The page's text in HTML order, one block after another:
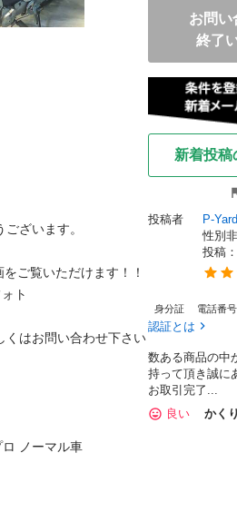
ざいます。
ご覧いただけます！！
ト
はお問い合わせ下さい
ノーマル車
お問い
終了
新着投稿
投稿者
P-Yard
性別
投稿：
身分証 電話番号
認証とは
数ある商品の中
持って頂き誠に
お取引完了...
良い
かく